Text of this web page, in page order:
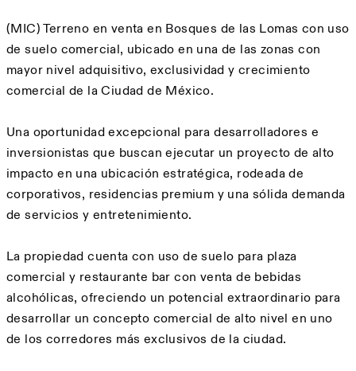
Description
(MIC) Terreno en venta en Bosques de las Lomas con uso
de suelo comercial, ubicado en una de las zonas con
mayor nivel adquisitivo, exclusividad y crecimiento
comercial de la Ciudad de México.
Una oportunidad excepcional para desarrolladores e
inversionistas que buscan ejecutar un proyecto de alto
impacto en una ubicación estratégica, rodeada de
corporativos, residencias premium y una sólida demanda
de servicios y entretenimiento.
La propiedad cuenta con uso de suelo para plaza
comercial y restaurante bar con venta de bebidas
alcohólicas, ofreciendo un potencial extraordinario para
desarrollar un concepto comercial de alto nivel en uno
de los corredores más exclusivos de la ciudad.